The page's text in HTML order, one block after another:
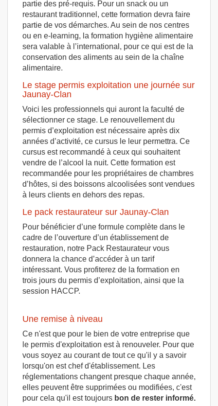
partie des pré-requis. Pour un snack ou un
restaurant traditionnel, cette formation devra faire
partie de vos démarches. Au sein de nos centres
ou en e-learning, la formation hygiène alimentaire
sera valable à l’international, pour ce qui est de la
conservation des aliments au sein de la chaîne
alimentaire.
Le stage permis exploitation une journée sur
Jaunay-Clan
Voici les professionnels qui auront la faculté de
sélectionner ce stage. Le renouvellement du
permis d’exploitation est nécessaire après dix
années d’activité, ce cursus le leur permettra. Ce
cursus est recommandé à ceux qui souhaitent
vendre de l’alcool la nuit. Cette formation est
recommandée pour les propriétaires de chambres
d’hôtes, si des boissons alcoolisées sont vendues
à leurs clients en dehors des repas.
Le pack restaurateur sur Jaunay-Clan
Pour bénéficier d’une formule complète dans le
cadre de l’ouverture d’un établissement de
restauration, notre Pack Restaurateur vous
donnera la chance d’accéder à un tarif
intéressant. Vous profiterez de la formation en
trois jours du permis d’exploitation, ainsi que la
session HACCP.
Une remise à niveau
Ce n'est que pour le bien de votre entreprise que
le permis d'exploitation est à renouveler. Pour que
vous soyez au courant de tout ce qu'il y a savoir
lorsqu'on est chef d'établissement. Les
réglementations changent presque chaque année,
elles peuvent être supprimées ou modifiées, c'est
pour cela qu'il est toujours bon de rester informé.